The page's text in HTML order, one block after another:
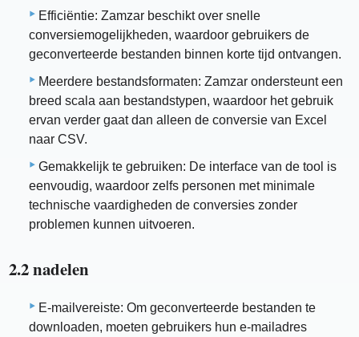
Efficiëntie: Zamzar beschikt over snelle
conversiemogelijkheden, waardoor gebruikers de
geconverteerde bestanden binnen korte tijd ontvangen.
Meerdere bestandsformaten: Zamzar ondersteunt een
breed scala aan bestandstypen, waardoor het gebruik
ervan verder gaat dan alleen de conversie van Excel
naar CSV.
Gemakkelijk te gebruiken: De interface van de tool is
eenvoudig, waardoor zelfs personen met minimale
technische vaardigheden de conversies zonder
problemen kunnen uitvoeren.
2.2 nadelen
E-mailvereiste: Om geconverteerde bestanden te
downloaden, moeten gebruikers hun e-mailadres